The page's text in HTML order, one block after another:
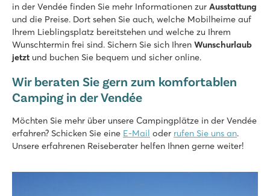
in der Vendée finden Sie mehr Informationen zur Ausstattung
und die Preise. Dort sehen Sie auch, welche Mobilheime auf
Ihrem Lieblingsplatz bereitstehen und welche zu Ihrem
Wunschtermin frei sind. Sichern Sie sich Ihren Wunschurlaub
jetzt und buchen Sie bequem und sicher online.
Wir beraten Sie gern zum komfortablen
Camping in der Vendée
Möchten Sie mehr über unsere Campingplätze in der Vendée
erfahren? Schicken Sie eine E-Mail oder rufen Sie uns an.
Unsere erfahrenen Reiseberater helfen Ihnen gerne weiter!